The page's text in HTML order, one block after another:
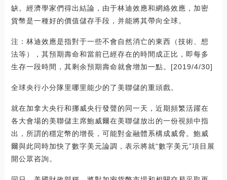
缺。經濟學家們得出結論，由于林迪效應和網絡效應，加密
貨幣是一種好的價值儲存手段，并能將其帶向全球。
注：林迪效應是指對于一些不會自然消亡的東西（技術、想
法等），其預期壽命和當前已經存在的時間成正比，即每多
生存一段時間，其剩余預期壽命就會增加一點。[2019/4/30]
全球央行小分隊里哪里能少的了美聯儲的重頭戲。
就在加拿大央行和挪威央行發聲的同一天，近期頻繁活躍在
各大會場的美聯儲主席鮑威爾在美聯儲放出的一份視頻中指
出，所謂的穩定幣的增長，可能對金融體系構成威脅。鮑威
爾與此同時加快了數字美元論調，表示將就“數字美元”項目展
開公眾咨詢。